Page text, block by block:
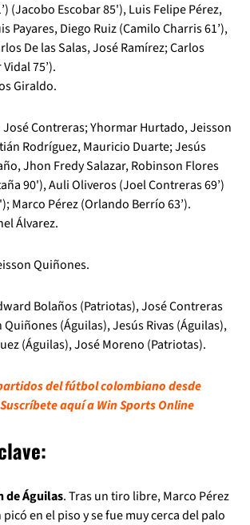
(Jacobo Escobar 85'), Luis Felipe Pérez,
Payares, Diego Ruiz (Camilo Charris 61’),
De las Salas, José Ramírez; Carlos
75’).
Giraldo.
José Contreras; Yhormar Hurtado, Jeisson
Rodríguez, Mauricio Duarte; Jesús
Jhon Fredy Salazar, Robinson Flores
90'), Auli Oliveros (Joel Contreras 69’)
Marco Pérez (Orlando Berrío 63’).
Álvarez.
Quiñones.
Bolaños (Patriotas), José Contreras
(Águilas), Jesús Rivas (Águilas),
(Águilas), José Moreno (Patriotas).
del fútbol colombiano desde
aquí a Win Sports Online
de Águilas. Tras un tiro libre, Marco Pérez
en el piso y se fue muy cerca del palo